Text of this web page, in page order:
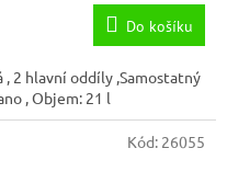
Do košíku
, 2 hlavní oddíly ,Samostatný
, Objem: 21 l
Kód: 26055